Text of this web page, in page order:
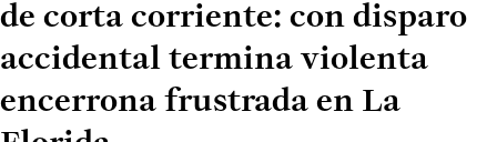
de corta corriente: con disparo
accidental termina violenta
encerrona frustrada en La